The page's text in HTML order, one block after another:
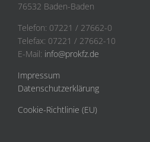
76532 Baden-Baden
Telefon: 07221 / 27662-0
Telefax: 07221 / 27662-10
E-Mail: info@prokfz.de
Impressum
Datenschutzerklärung
Cookie-Richtlinie (EU)